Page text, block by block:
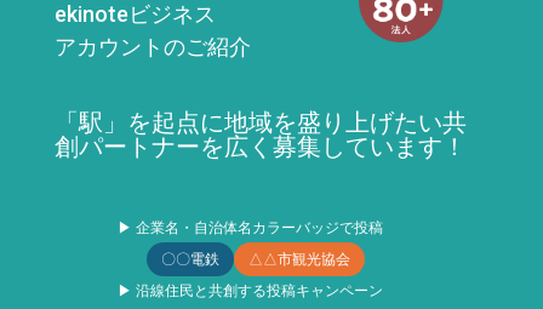
ekinoteビジネス
アカウントのご紹介
「駅」を起点に地域を盛り上げたい共
創パートナーを広く募集しています！
▶ 企業名・自治体名カラーバッジで投稿
〇〇電鉄
△△市観光協会
▶ 沿線住民と共創する投稿キャンペーン